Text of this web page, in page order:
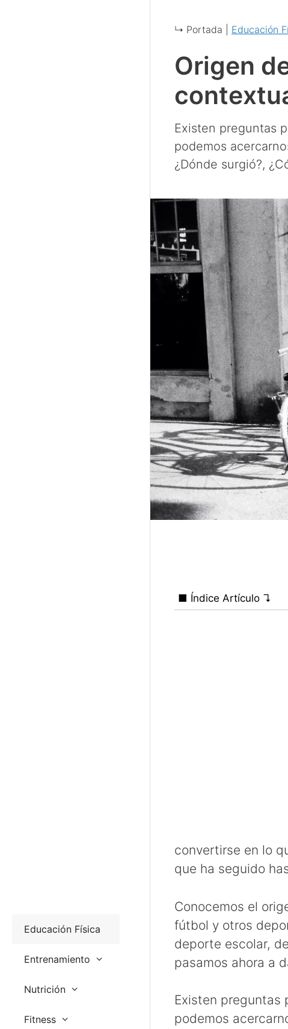
Educación Física
Entrenamiento
Nutrición
Fitness
↳ Portada | Educación
Origen
Existen preguntas
podemos
¿Dónde surgió?,
■ Índice Artículo ↴
convertirse en lo
que ha seguido
Conocemos el
fútbol y otros
deporte escolar,
pasamos ahora a
Existen preguntas
podemos